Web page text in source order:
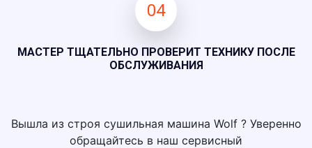
04
МАСТЕР ТЩАТЕЛЬНО ПРОВЕРИТ ТЕХНИКУ ПОСЛЕ
ОБСЛУЖИВАНИЯ
Вышла из строя сушильная машина Wolf ? Уверенно
обращайтесь в наш сервисный